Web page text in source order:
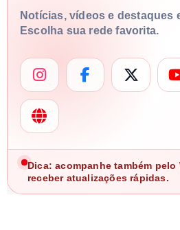
Notícias, vídeos e destaques
Escolha sua rede favorita.
Dica: acompanhe também pelo
receber atualizações rápidas.